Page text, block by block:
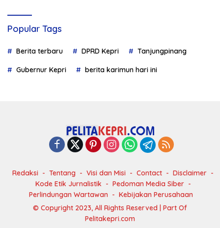
Popular Tags
Berita terbaru DPRD Kepri Tanjungpinang
Gubernur Kepri berita karimun hari ini
Redaksi Tentang Visi dan Misi Contact
Disclaimer
Kode Etik Jurnalistik
Pedoman Media Siber
Perlindungan Wartawan
Kebijakan Perusahaan
© Copyright 2023, All Rights Reserved | Part Of
Pelitakepri.com